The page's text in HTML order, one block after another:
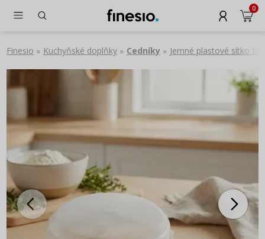
0
Finesio » Kuchyňské doplňky » Cedníky » Jemné plastové sítko